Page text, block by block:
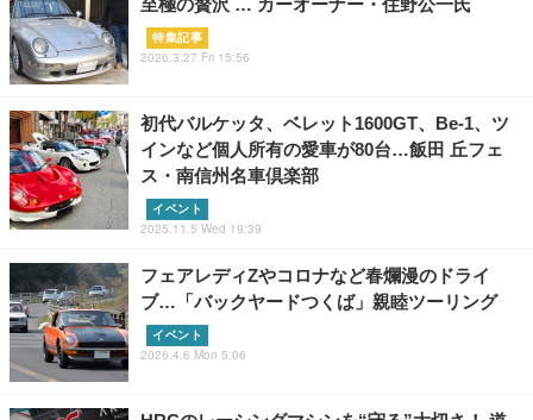
至極の贅沢 … カーオーナー・住野公一氏
特集記事
2026.3.27 Fri 15:56
初代バルケッタ、ベレット1600GT、Be-1、ツ
インなど個人所有の愛車が80台…飯田 丘フェ
ス・南信州名車倶楽部
イベント
2025.11.5 Wed 19:39
フェアレディZやコロナなど春爛漫のドライ
ブ…「バックヤードつくば」親睦ツーリング
イベント
2026.4.6 Mon 5:06